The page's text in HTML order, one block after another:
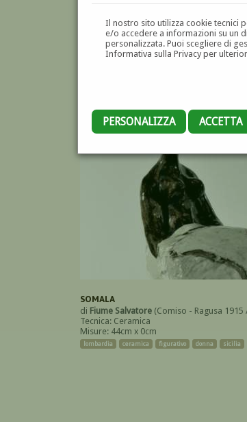
Il nostro sito utilizza cookie tecnici
e/o accedere a informazioni su un
personalizzata. Puoi scegliere di
Informativa sulla Privacy per
PERSONALIZZA ACCETTA
SCULTURE
A B C
SOMALA
di Fiume Salvatore (Comiso - Ragusa
Tecnica: Ceramica
Misure: 44cm x 0cm
lombardia ceramica figurativo donna sicilia